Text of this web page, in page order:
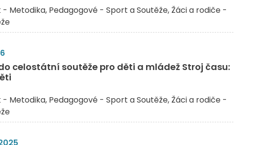
- Metodika Pedagogové - Sport a Soutěže Žáci a rodiče -
celostátní soutěže pro děti a mládež Stroj času:
- Metodika Pedagogové - Sport a Soutěže Žáci a rodiče -